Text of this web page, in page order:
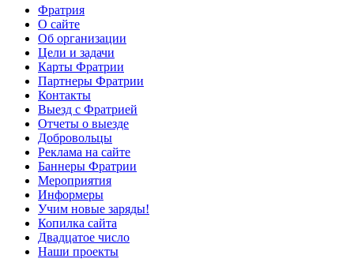
Фратрия
О сайте
Об организации
Цели и задачи
Карты Фратрии
Партнеры Фратрии
Контакты
Выезд с Фратрией
Отчеты о выезде
Добровольцы
Реклама на сайте
Баннеры Фратрии
Мероприятия
Информеры
Учим новые заряды!
Копилка сайта
Двадцатое число
Наши проекты